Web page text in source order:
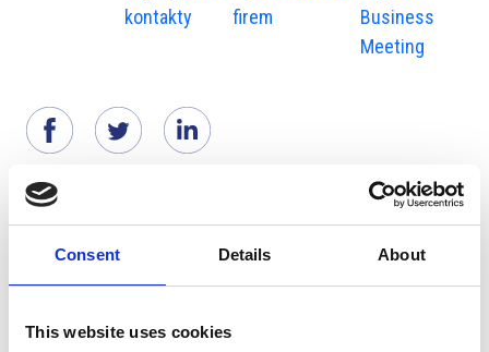
Consent Details About
This website uses cookies
kontakty
firem
Business
Meeting
Navrženo pro vás